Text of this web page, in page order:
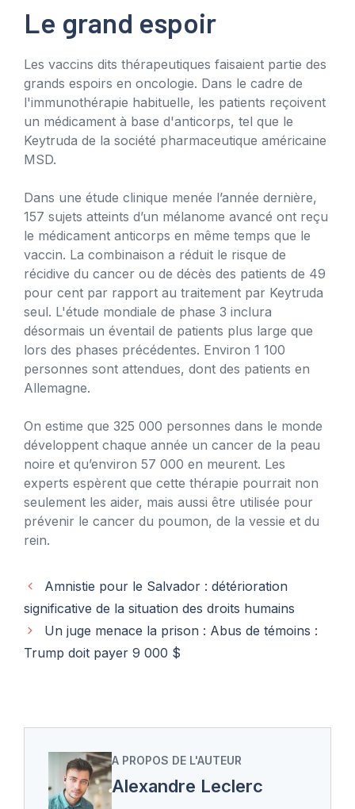
Le grand espoir
Les vaccins dits thérapeutiques faisaient partie des
grands espoirs en oncologie. Dans le cadre de
l'immunothérapie habituelle, les patients reçoivent
un médicament à base d'anticorps, tel que le
Keytruda de la société pharmaceutique américaine
MSD.
Dans une étude clinique menée l’année dernière,
157 sujets atteints d’un mélanome avancé ont reçu
le médicament anticorps en même temps que le
vaccin. La combinaison a réduit le risque de
récidive du cancer ou de décès des patients de 49
pour cent par rapport au traitement par Keytruda
seul. L'étude mondiale de phase 3 inclura
désormais un éventail de patients plus large que
lors des phases précédentes. Environ 1 100
personnes sont attendues, dont des patients en
Allemagne.
On estime que 325 000 personnes dans le monde
développent chaque année un cancer de la peau
noire et qu’environ 57 000 en meurent. Les
experts espèrent que cette thérapie pourrait non
seulement les aider, mais aussi être utilisée pour
prévenir le cancer du poumon, de la vessie et du
rein.
Amnistie pour le Salvador : détérioration
significative de la situation des droits humains
Un juge menace la prison : Abus de témoins :
Trump doit payer 9 000 $
A PROPOS DE L'AUTEUR
Alexandre Leclerc